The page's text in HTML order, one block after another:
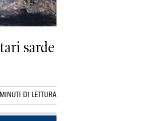
sarde
DI LETTURA